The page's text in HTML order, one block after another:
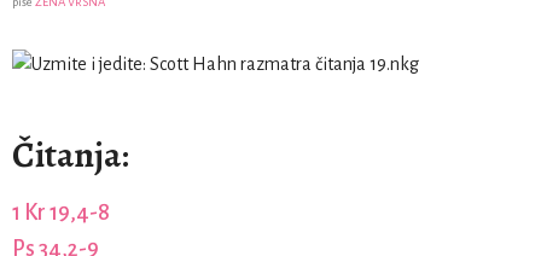
Čitanja:
1 Kr 19,4-8
Ps 34,2-9